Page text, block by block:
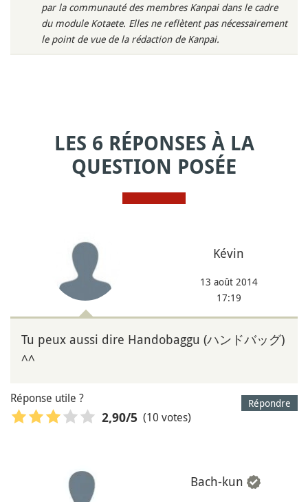
par la communauté des membres Kanpai dans le cadre
du module Kotaete. Elles ne reflètent pas nécessairement
le point de vue de la rédaction de Kanpai.
LES 6 RÉPONSES À LA
QUESTION POSÉE
Kévin
13 août 2014
17:19
Tu peux aussi dire Handobaggu (ハンドバッグ)
^^
Répondre
Réponse utile ?
2,90/5 (10 votes)
Bach-kun